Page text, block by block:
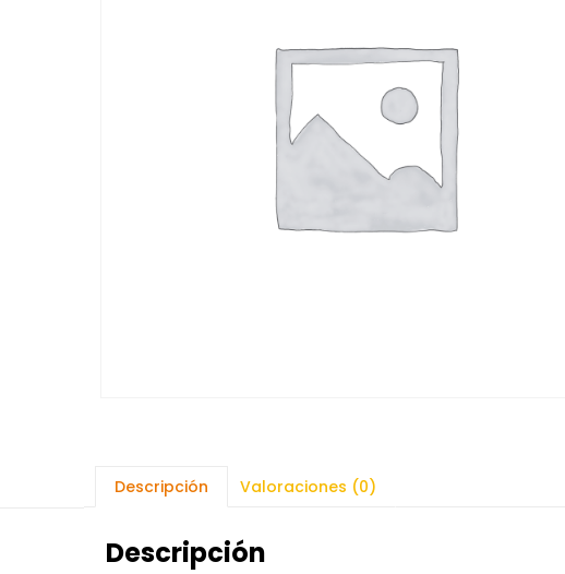
Descripción Valoraciones (0)
Descripción